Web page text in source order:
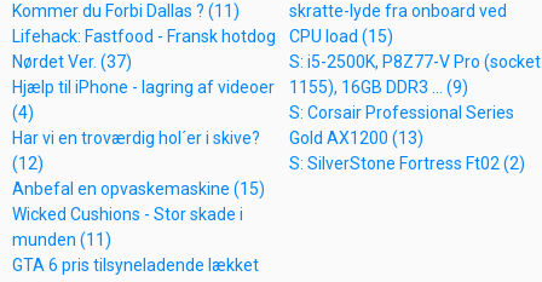
Kommer du Forbi Dallas ? (11)
Lifehack: Fastfood - Fransk hotdog
Nørdet Ver. (37)
Hjælp til iPhone - lagring af videoer
(4)
Har vi en troværdig hol´er i skive?
(12)
Anbefal en opvaskemaskine (15)
Wicked Cushions - Stor skade i
munden (11)
GTA 6 pris tilsyneladende lækket
skratte-lyde fra onboard ved
CPU load (15)
S: i5-2500K, P8Z77-V Pro (socket
1155), 16GB DDR3 ... (9)
S: Corsair Professional Series
Gold AX1200 (13)
S: SilverStone Fortress Ft02 (2)